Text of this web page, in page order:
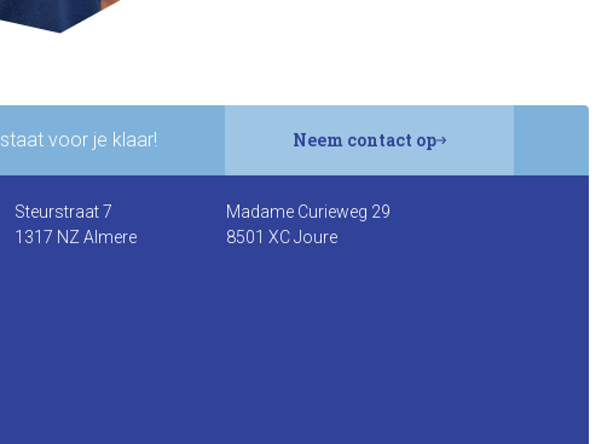
staat voor je klaar! Neem contact op
Steurstraat 7
1317 NZ Almere
Madame Curieweg 29
8501 XC Joure